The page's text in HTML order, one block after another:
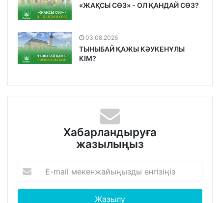
«ЖАҚСЫ СӨЗ» - ОЛ ҚАНДАЙ СӨЗ?
03.08.2026
ТЫНЫБАЙ ҚАЖЫ КӘУКЕНҰЛЫ
КІМ?
Хабарландыруға
жазылыңыз